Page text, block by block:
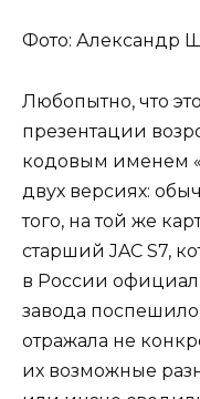
Фото: Александр
Любопытно, что
презентации
кодовым именем
двух версиях:
того, на той же
старший JAC S7,
в России
завода поспешило
отражала не
их возможные